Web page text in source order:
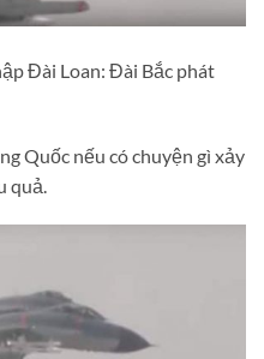
Đài Loan: Đài Bắc phát
Quốc nếu có chuyện gì xảy
quả.